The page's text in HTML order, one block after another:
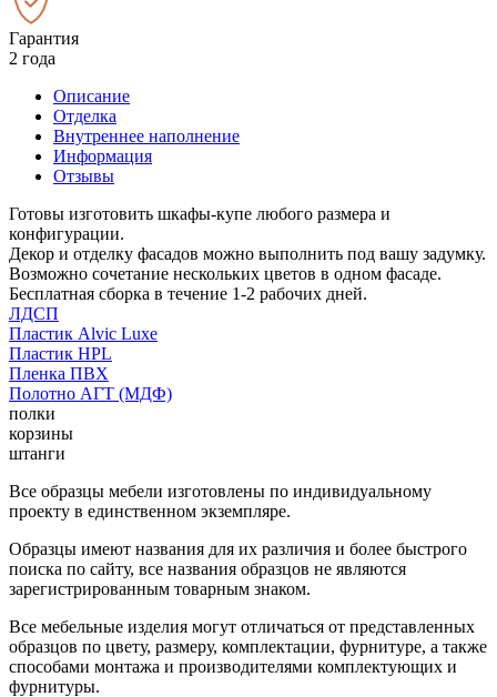
Гарантия
2 года
Описание
Отделка
Внутреннее наполнение
Информация
Отзывы
Готовы изготовить шкафы-купе любого размера и
конфигурации.
Декор и отделку фасадов можно выполнить под вашу задумку.
Возможно сочетание нескольких цветов в одном фасаде.
Бесплатная сборка в течение 1-2 рабочих дней.
ЛДСП
Пластик Alvic Luxe
Пластик HPL
Пленка ПВХ
Полотно АГТ (МДФ)
полки
корзины
штанги
Все образцы мебели изготовлены по индивидуальному
проекту в единственном экземпляре.
Образцы имеют названия для их различия и более быстрого
поиска по сайту, все названия образцов не являются
зарегистрированным товарным знаком.
Все мебельные изделия могут отличаться от представленных
образцов по цвету, размеру, комплектации, фурнитуре, а также
способами монтажа и производителями комплектующих и
фурнитуры.